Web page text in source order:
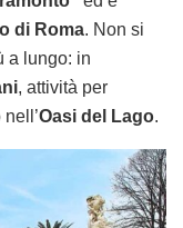
di Roma. Non si
a lungo: in
, attività per
Oasi del Lago.